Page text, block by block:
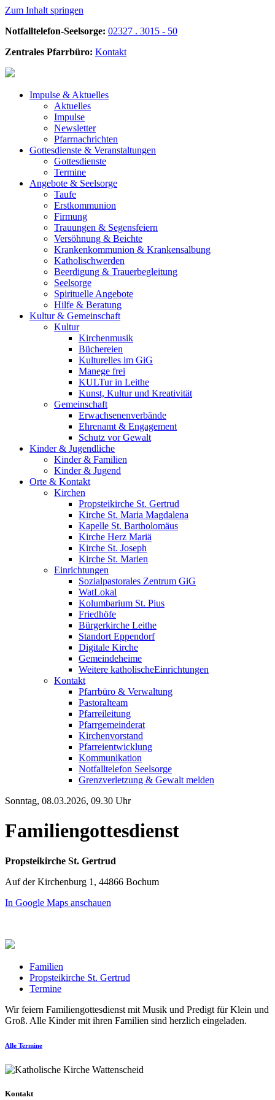
Zum Inhalt springen
Notfalltelefon-Seelsorge: 02327 . 3015 - 50
Zentrales Pfarrbüro: Kontakt
Impulse & Aktuelles
Aktuelles
Impulse
Newsletter
Pfarrnachrichten
Gottesdienste & Veranstaltungen
Gottesdienste
Termine
Angebote & Seelsorge
Taufe
Erstkommunion
Firmung
Trauungen & Segensfeiern
Versöhnung & Beichte
Krankenkommunion & Krankensalbung
Katholischwerden
Beerdigung & Trauerbegleitung
Seelsorge
Spirituelle Angebote
Hilfe & Beratung
Kultur & Gemeinschaft
Kultur
Kirchenmusik
Büchereien
Kulturelles im GiG
Manege frei
KULTur in Leithe
Kunst, Kultur und Kreativität
Gemeinschaft
Erwachsenenverbände
Ehrenamt & Engagement
Schutz vor Gewalt
Kinder & Jugendliche
Kinder & Familien
Kinder & Jugend
Orte & Kontakt
Kirchen
Propsteikirche St. Gertrud
Kirche St. Maria Magdalena
Kapelle St. Bartholomäus
Kirche Herz Mariä
Kirche St. Joseph
Kirche St. Marien
Einrichtungen
Sozialpastorales Zentrum GiG
WatLokal
Kolumbarium St. Pius
Friedhöfe
Bürgerkirche Leithe
Standort Eppendorf
Digitale Kirche
Gemeindeheime
Weitere katholische­­Einrichtungen
Kontakt
Pfarrbüro & Verwaltung
Pastoralteam
Pfarreileitung
Pfarrgemeinderat
Kirchenvorstand
Pfarreientwicklung
Kommunikation
Notfalltelefon Seelsorge
Grenzverletzung & Gewalt melden
Sonntag, 08.03.2026, 09.30 Uhr
Familiengottesdienst
Propsteikirche St. Gertrud
Auf der Kirchenburg 1, 44866 Bochum
In Google Maps anschauen
Familien
Propsteikirche St. Gertrud
Termine
Wir feiern Familiengottesdienst mit Musik und Predigt für Klein und
Groß. Alle Kinder mit ihren Familien sind herzlich eingeladen.
Alle Termine
Kontakt